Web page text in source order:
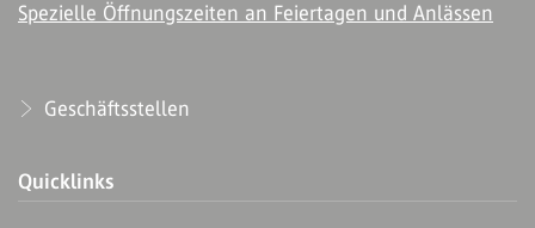
Spezielle Öffnungszeiten an Feiertagen und Anlässen
Geschäftsstellen
Quicklinks